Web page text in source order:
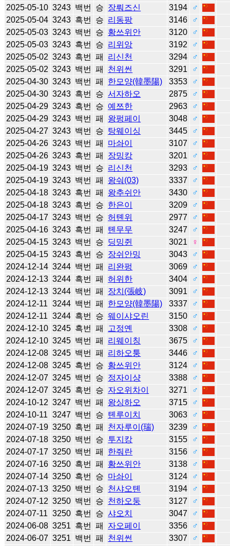
2025-05-10 3243 백번 승 장뤄즈신 3194
♂
2025-05-04 3243 흑번 승 리동팡 3146
♂
2025-05-03 3243 백번 승 황쓰위안 3120
♂
2025-05-03 3243 흑번 승 리위앙 3192
♂
2025-05-02 3243 흑번 패 리신천 3294
♂
2025-05-02 3243 백번 패 천위썬 3291
♂
2025-04-30 3243 백번 패 한모양(韓墨陽) 3353
♂
2025-04-30 3243 흑번 승 서자하오 2875
♂
2025-04-29 3243 흑번 승 예쯔한 2963
♂
2025-04-29 3243 백번 패 왕펑페이 3048
♂
2025-04-27 3243 백번 승 탕웨이싱 3445
♂
2025-04-26 3243 백번 패 마솨이 3107
♂
2025-04-26 3243 흑번 패 장밍캉 3201
♂
2025-04-19 3243 백번 승 리신천 3293
♂
2025-04-19 3243 백번 패 왕숴(03) 3337
♂
2025-04-18 3243 흑번 패 왕추쉬안 3430
♂
2025-04-18 3243 흑번 승 한은이 3209
♂
2025-04-17 3243 백번 승 허톈위 2977
♂
2025-04-16 3243 흑번 패 톈무무 3247
♂
2025-04-15 3243 백번 승 딩밍쥔 3021
♀
2025-04-15 3243 흑번 승 장쉬안밍 3043
♂
2024-12-14 3244 백번 패 리완펑 3069
♂
2024-12-13 3244 흑번 패 허위한 3404
♂
2024-12-13 3244 백번 패 장치(張岐) 3091
♂
2024-12-11 3244 백번 패 한모양(韓墨陽) 3337
♂
2024-12-11 3244 흑번 승 웨이샤오린 3150
♂
2024-12-10 3245 흑번 패 고정옌 3308
♂
2024-12-10 3245 백번 패 리웨이칭 3675
♂
2024-12-08 3245 백번 패 리하오퉁 3446
♂
2024-12-08 3245 흑번 승 황쓰위안 3124
♂
2024-12-07 3245 백번 승 정자이샹 3388
♂
2024-12-07 3245 흑번 승 자오위차이 3271
♂
2024-10-12 3247 백번 패 왕싱하오 3715
♂
2024-10-11 3247 백번 승 톈루이치 3063
♂
2024-07-19 3250 흑번 패 천자루이(瑞) 3239
♂
2024-07-18 3250 백번 승 투지캉 3155
♂
2024-07-17 3250 백번 패 한줘란 3156
♂
2024-07-16 3250 흑번 패 황쓰위안 3138
♂
2024-07-14 3250 흑번 승 마솨이 3124
♂
2024-07-13 3250 백번 승 천샤오톈 3194
♂
2024-07-12 3250 백번 승 천하오둥 3127
♂
2024-07-11 3250 흑번 승 샤오치 3047
♂
2024-06-08 3251 흑번 패 자오페이 3356
♂
2024-06-07 3251 백번 패 천위썬 3307
♂